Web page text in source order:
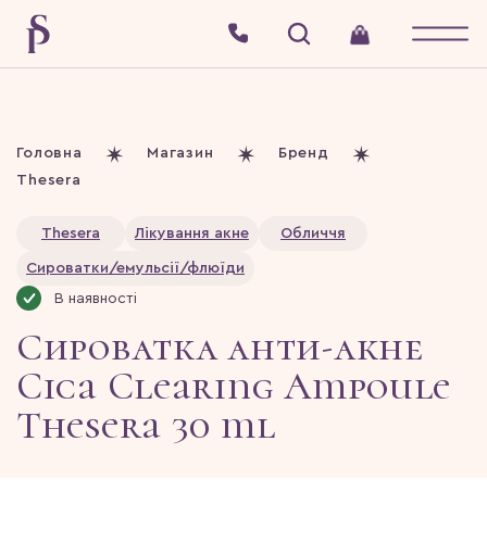
Головна Магазин
Бренд
Thesera
Thesera Лікування акне Обличчя
Сироватки/емульсії/флюїди
В наявності
Сироватка анти-акне
Cica Clearing Ampoule
Thesera 30 ml